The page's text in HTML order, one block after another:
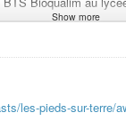
Tous ces savoirs
la connaissance
#savoirs
Show more
les-pieds-sur-terre/